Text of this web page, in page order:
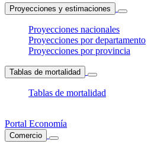
Proyecciones y estimaciones
Proyecciones nacionales
Proyecciones por departamento
Proyecciones por provincia
Tablas de mortalidad
Tablas de mortalidad
Portal Economía
Comercio